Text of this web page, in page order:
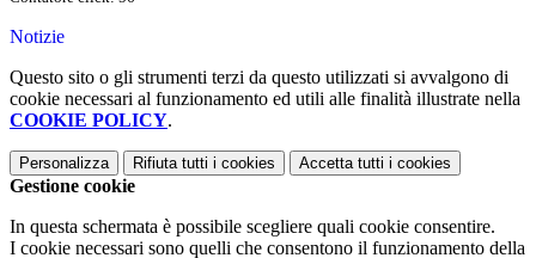
Notizie
Questo sito o gli strumenti terzi da questo utilizzati si avvalgono di
cookie necessari al funzionamento ed utili alle finalità illustrate nella
COOKIE POLICY.
Personalizza Rifiuta tutti i cookies Accetta tutti i cookies
Gestione cookie
In questa schermata è possibile scegliere quali cookie consentire.
I cookie necessari sono quelli che consentono il funzionamento della